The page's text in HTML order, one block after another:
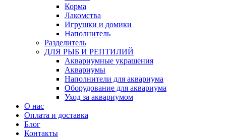
Корма
Лакомства
Игрушки и домики
Наполнитель
Разделитель
ДЛЯ РЫБ И РЕПТИЛИЙ
Аквариумные украшения
Аквариумы
Наполнители для аквариума
Оборудование для аквариума
Уход за аквариумом
О нас
Оплата и доставка
Блог
Контакты